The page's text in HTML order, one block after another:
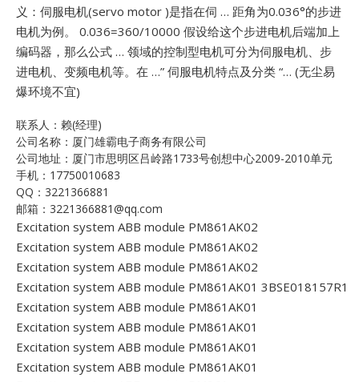
义：伺服电机(servo motor )是指在伺 … 距角为0.036°的步进
电机为例。 0.036=360/10000 假设给这个步进电机后端加上
编码器，那么公式 … 领域的控制型电机可分为伺服电机、步
进电机、变频电机等。在 …” 伺服电机特点及分类 “… (无尘易
爆环境不宜)
联系人：赖(经理)
公司名称：厦门雄霸电子商务有限公司
公司地址：厦门市思明区吕岭路1733号创想中心2009-2010单元
手机：17750010683
QQ：3221366881
邮箱：3221366881@qq.com
Excitation system ABB module PM861AK02
Excitation system ABB module PM861AK02
Excitation system ABB module PM861AK02
Excitation system ABB module PM861AK01 3BSE018157R1
Excitation system ABB module PM861AK01
Excitation system ABB module PM861AK01
Excitation system ABB module PM861AK01
Excitation system ABB module PM861AK01